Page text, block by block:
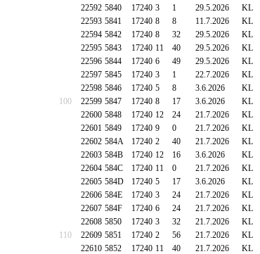
22592 5840 17240 3 1 29.5.2026 KL
22593 5841 17240 8 8 11.7.2026 KL
22594 5842 17240 8 32 29.5.2026 KL
22595 5843 17240 11 40 29.5.2026 KL
22596 5844 17240 6 49 29.5.2026 KL
22597 5845 17240 3 1 22.7.2026 KL
22598 5846 17240 5 8 3.6.2026 KL
100
22599 5847 17240 8 17 3.6.2026 KL
22600 5848 17240 12 24 21.7.2026 KL
22601 5849 17240 9 0 21.7.2026 KL
22602 584A 17240 2 40 21.7.2026 KL
22603 584B 17240 12 16 3.6.2026 KL
22604 584C 17240 11 0 21.7.2026 KL
22605 584D 17240 5 17 3.6.2026 KL
22606 584E 17240 3 24 21.7.2026 KL
22607 584F 17240 6 24 21.7.2026 KL
22608 5850 17240 3 32 21.7.2026 KL
110
22609 5851 17240 2 56 21.7.2026 KL
22610 5852 17240 11 40 21.7.2026 KL